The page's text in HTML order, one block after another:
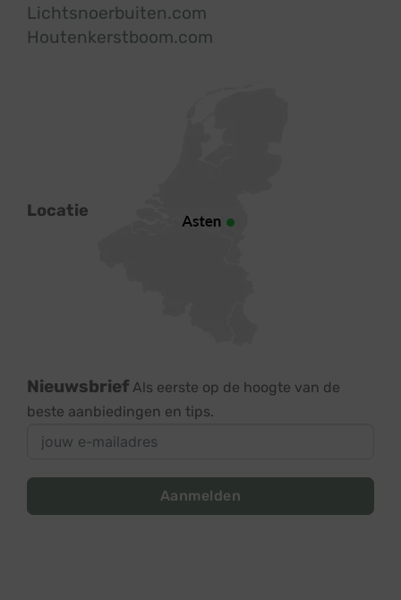
Lichtsnoerbuiten.com
Houtenkerstboom.com
Locatie
Nieuwsbrief Als eerste op de hoogte van de
beste aanbiedingen en tips.
Aanmelden